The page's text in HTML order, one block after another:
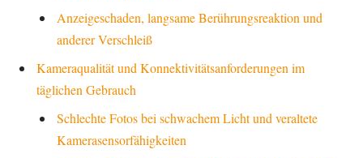
Anzeigeschaden, langsame Berührungsreaktion und
anderer Verschleiß
Kameraqualität und Konnektivitätsanforderungen im
täglichen Gebrauch
Schlechte Fotos bei schwachem Licht und veraltete
Kamerasensorfähigkeiten